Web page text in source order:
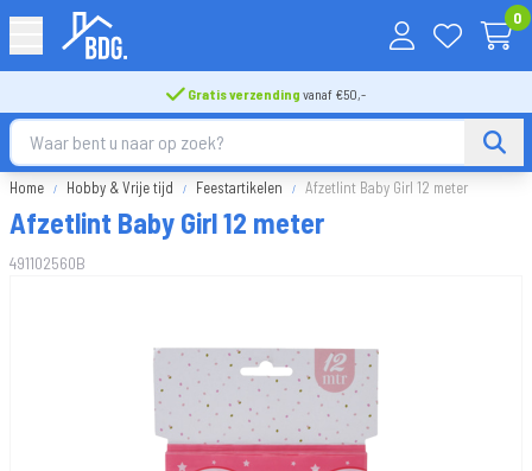
0
Gratis verzending vanaf €50,-
Home Hobby & Vrije tijd Feestartikelen Afzetlint Baby Girl 12 meter
Afzetlint Baby Girl 12 meter
491102560B